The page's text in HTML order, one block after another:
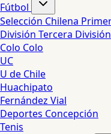
Fútbol
Selección Chilena
División Tercera División
Colo Colo
UC
U de Chile
Huachipato
Fernández Vial
Deportes Concepción
Tenis